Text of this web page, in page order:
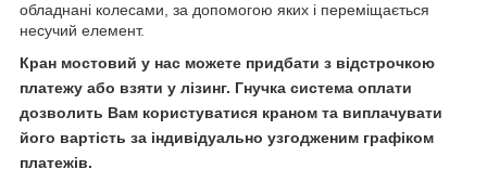
обладнані колесами, за допомогою яких і переміщається
несучий елемент.
Кран мостовий у нас можете придбати з відстрочкою
платежу або взяти у лізинг. Гнучка система оплати
дозволить Вам користуватися краном та виплачувати
його вартість за індивідуально узгодженим графіком
платежів.